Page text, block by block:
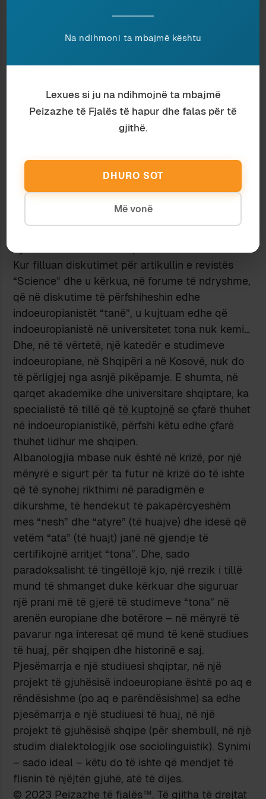
gjithnjë i japin përparësi autoritetit. Por
mënyrë të pavarur; dhe në vetvete nuk mjafton,
po të mos shoqërohet nga të menduarit kritik.
Nga ana tjetër, universitetet në Shqipëri nuk i
kanë mundësitë, dhe as synojnë, që të formojnë
dhe aq më pak indoeuropianistë; çfarë do të
thotë se të gjithë ata specialistë
fillojnë të interesohen për shqipen, kanë një
avantazh jo të vogël profesional, në krahasim
rrjetin e kontakteve dhe praktikat e botimeve.
Kur filluan diskutimet për artikullin e revistës
“Science” dhe u kërkua, në forume të ndryshme,
që në diskutime të përfshiheshin edhe
indoeuropianistët “tanë”, u kujtuam edhe që
indoeuropianistë në universitetet tona nuk kemi…
Dhe, në të vërtetë, një katedër e studimeve
indoeuropiane, në Shqipëri a në Kosovë, nuk do
të përligjej nga asnjë pikëpamje. E shumta, në
qarqet akademike dhe universitare shqiptare, ka
specialistë të tillë që të kuptojnë se çfarë thuhet
në indoeuropianistikë, përfshi këtu edhe çfarë
thuhet lidhur me shqipen.
Albanologjia mbase nuk është në krizë, por një
mënyrë e sigurt për ta futur në krizë do të ishte
që të synohej rikthimi në paradigmën e
dikurshme, të hendekut të pakapërcyeshëm
mes “nesh” dhe “atyre” (të huajve) dhe idesë që
vetëm “ata” (të huajt) janë në gjendje të
certifikojnë arritjet “tona”. Dhe, sado
paradoksalisht të tingëllojë kjo, një rrezik i tillë
mund të shmanget duke kërkuar dhe siguruar
një prani më të gjerë të studimeve “tona” në
arenën europiane dhe botërore – në mënyrë të
pavarur nga interesat që mund të kenë studiues
të huaj, për shqipen dhe historinë e saj.
Pjesëmarrja e një studiuesi shqiptar, në një
projekt të gjuhësisë indoeuropiane është po aq e
rëndësishme (po aq e parëndësishme) sa edhe
pjesëmarrja e një studiuesi të huaj, në një
projekt të gjuhësisë shqipe (për shembull, në një
studim dialektologjik ose sociolinguistik). Synimi
– sado ideal – këtu do të ishte që mendjet të
flisnin të njëjtën gjuhë, atë të dijes.
© 2023 Peizazhe të fjalës™. Të gjitha të drejtat
Na ndihmoni ta mbajmë kështu
Lexues si ju na ndihmojnë ta mbajmë
Peizazhe të Fjalës të hapur dhe falas për të
gjithë.
DHURO SOT
Më vonë